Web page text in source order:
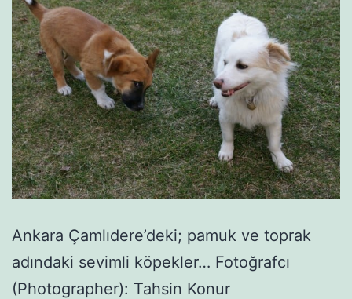
Ankara Çamlıdere’deki; pamuk ve toprak
adındaki sevimli köpekler… Fotoğrafcı
(Photographer): Tahsin Konur